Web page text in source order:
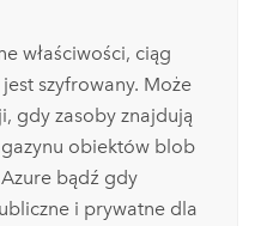
właściwości, ciąg
szyfrowany. Może
gdy zasoby znajdują
obiektów blob
bądź gdy
i prywatne dla